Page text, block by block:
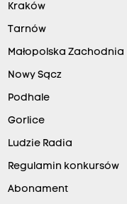
Kraków
Tarnów
Małopolska Zachodnia
Nowy Sącz
Podhale
Gorlice
Ludzie Radia
Regulamin konkursów
Abonament